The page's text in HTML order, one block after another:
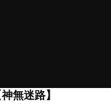
無迷路】